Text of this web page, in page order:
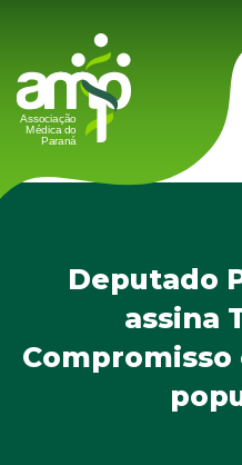
Deputado
assina
Compromisso